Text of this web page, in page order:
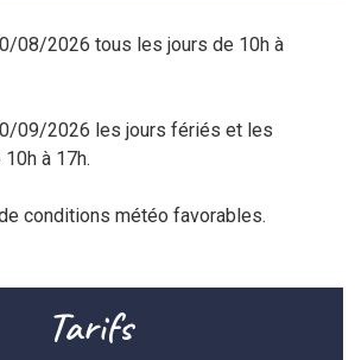
08/2026 tous les jours de 10h à
09/2026 les jours fériés et les
à 17h.
conditions météo favorables.
Tarifs